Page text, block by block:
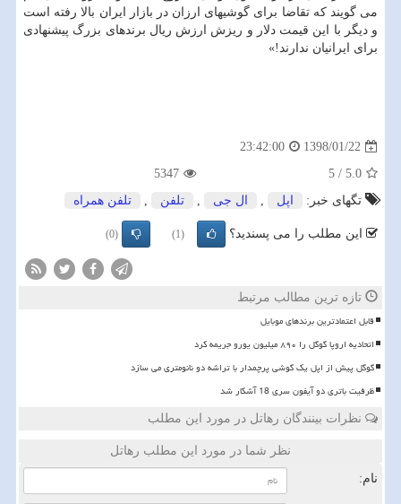
می گویند كه تقاضا برای گوشیهای ‏ارزان در بازار ایران بالا رفته است
و دیگر با این قیمت دلار و ریزش ارزش ریال برندهای بزرگ ‏پیشنهادی
برای ایرانیان ندارند!»
1398/01/22
23:42:00
5.0
/
5
5347
تگهای خبر:
اپل , ال جی , تلفن , تلفن همراه
این مطلب را می پسندید؟ (1)
(0)
تازه ترین مطالب مرتبط
قابل اعتمادترین برندهای موبایل
اتحادیه اروپا گوگل را ۸۹۰ میلیون یورو جریمه کرد
گوگل پیش از اپل یک گوشی پرچمدار با تراشه دو نانومتری می سازد
ظرفیت باتری دو آیفون سری 18 آشکار شد
نظرات بینندگان رهاتل در مورد این مطلب
نظر شما در مورد این مطلب رهاتل
نام: